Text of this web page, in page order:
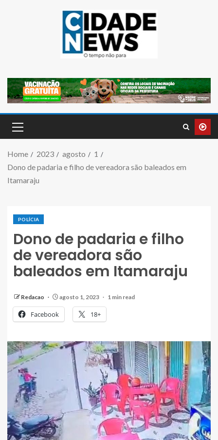
Home 2023 agosto
1
Dono de padaria e filho de vereadora são baleados em
Itamaraju
POLÍCIA
Dono de padaria e filho
de vereadora são
baleados em Itamaraju
Redacao agosto 1, 2023 1 min read
Facebook 18+